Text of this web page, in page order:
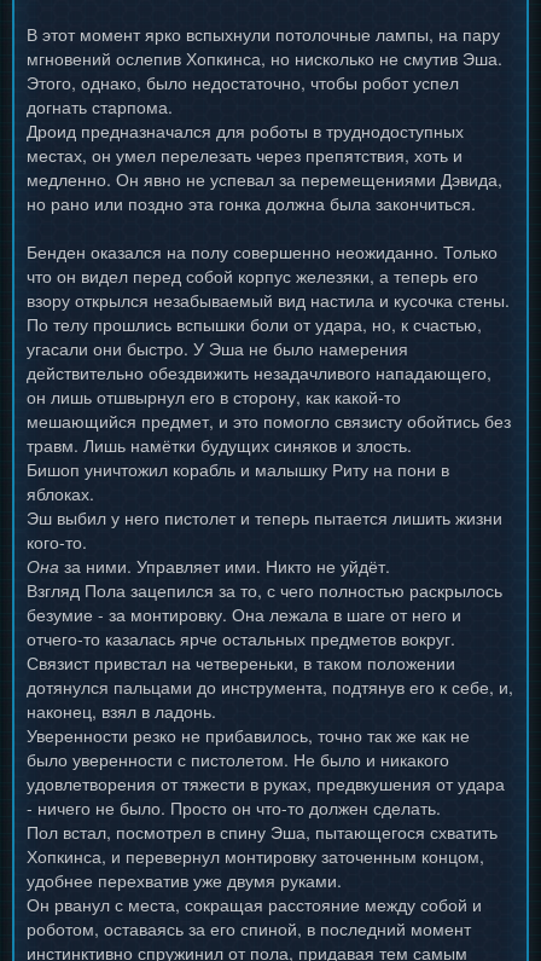
В этот момент ярко вспыхнули потолочные лампы, на пару
мгновений ослепив Хопкинса, но нисколько не смутив Эша.
Этого, однако, было недостаточно, чтобы робот успел
догнать старпома.
Дроид предназначался для роботы в труднодоступных
местах, он умел перелезать через препятствия, хоть и
медленно. Он явно не успевал за перемещениями Дэвида,
но рано или поздно эта гонка должна была закончиться.
Бенден оказался на полу совершенно неожиданно. Только
что он видел перед собой корпус железяки, а теперь его
взору открылся незабываемый вид настила и кусочка стены.
По телу прошлись вспышки боли от удара, но, к счастью,
угасали они быстро. У Эша не было намерения
действительно обездвижить незадачливого нападающего,
он лишь отшвырнул его в сторону, как какой-то
мешающийся предмет, и это помогло связисту обойтись без
травм. Лишь намётки будущих синяков и злость.
Бишоп уничтожил корабль и малышку Риту на пони в
яблоках.
Эш выбил у него пистолет и теперь пытается лишить жизни
кого-то.
Она за ними. Управляет ими. Никто не уйдёт.
Взгляд Пола зацепился за то, с чего полностью раскрылось
безумие - за монтировку. Она лежала в шаге от него и
отчего-то казалась ярче остальных предметов вокруг.
Связист привстал на четвереньки, в таком положении
дотянулся пальцами до инструмента, подтянув его к себе, и,
наконец, взял в ладонь.
Уверенности резко не прибавилось, точно так же как не
было уверенности с пистолетом. Не было и никакого
удовлетворения от тяжести в руках, предвкушения от удара
- ничего не было. Просто он что-то должен сделать.
Пол встал, посмотрел в спину Эша, пытающегося схватить
Хопкинса, и перевернул монтировку заточенным концом,
удобнее перехватив уже двумя руками.
Он рванул с места, сокращая расстояние между собой и
роботом, оставаясь за его спиной, в последний момент
инстинктивно спружинил от пола, придавая тем самым